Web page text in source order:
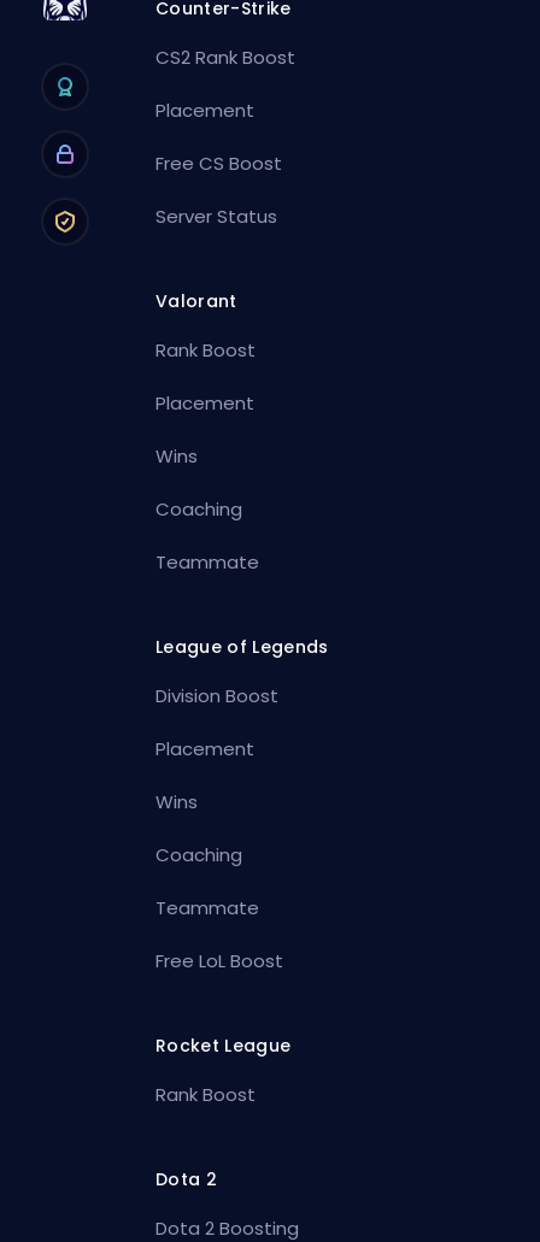
Counter-Strike
CS2 Rank Boost
Placement
Free CS Boost
Server Status
Valorant
Rank Boost
Placement
Wins
Coaching
Teammate
League of Legends
Division Boost
Placement
Wins
Coaching
Teammate
Free LoL Boost
Rocket League
Rank Boost
Dota 2
Dota 2 Boosting